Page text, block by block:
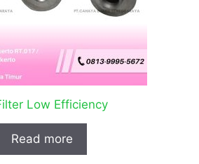
Low Efficiency
Read more